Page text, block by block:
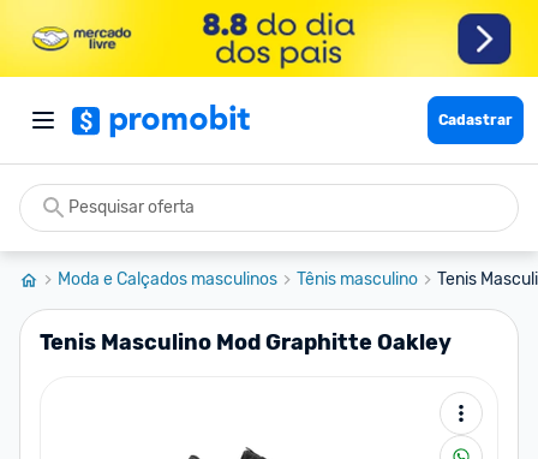
Cadastrar
Moda e Calçados masculinos Tênis masculino Tenis
Tenis Masculino Mod Graphitte Oakley